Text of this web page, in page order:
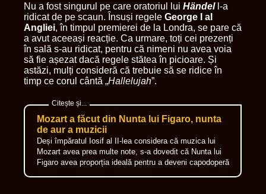
Nu a fost singurul pe care oratoriul lui Händell-a
ridicat de pe scaun. Însuși regele George I al
Angliei, în timpul premierei de la Londra, se pare că
a avut aceeași reacție. Ca urmare, toți cei prezenți
în sală s-au ridicat, pentru că nimeni nu avea voia
să fie așezat dacă regele stătea în picioare. Și
astăzi, mulți consideră că trebuie să se ridice în
timp ce corul cântă „Hallelujah”.
Mozart a făcut din Nunta lui Figaro, nunta
de aur a muzicii
Deși împăratul Iosif al II-lea considera că muzica lui
Mozart avea prea multe note, s-a dovedit că Nunta lui
Figaro avea proporția ideală pentru a deveni capodoperă